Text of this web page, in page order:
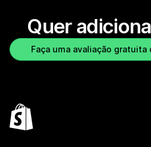
Quer
Faça uma avaliação gratuita